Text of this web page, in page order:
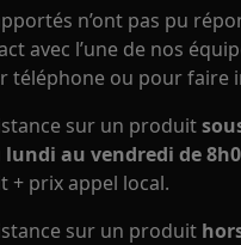
n’ont pas pu
avec l’une de nos
téléphone ou pour faire
sur un produit
lundi au vendredi de
+ prix appel local.
sur un produit